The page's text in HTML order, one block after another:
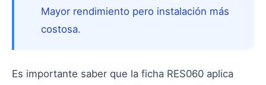
Mayor rendimiento pero instalación más
costosa.
Es importante saber que la ficha RES060 aplica